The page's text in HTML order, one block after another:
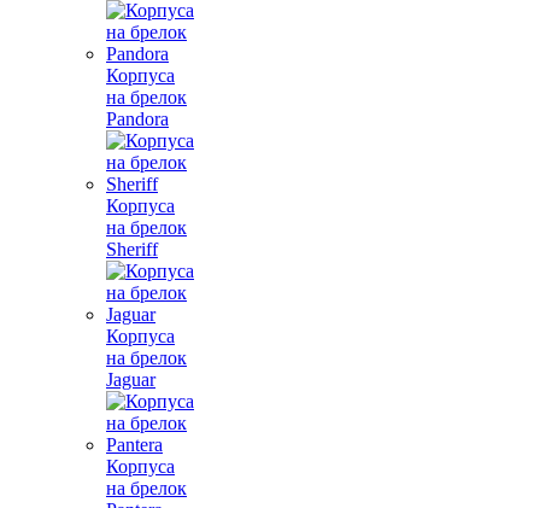
Корпуса
на брелок
Pandora
Корпуса
на брелок
Sheriff
Корпуса
на брелок
Jaguar
Корпуса
на брелок